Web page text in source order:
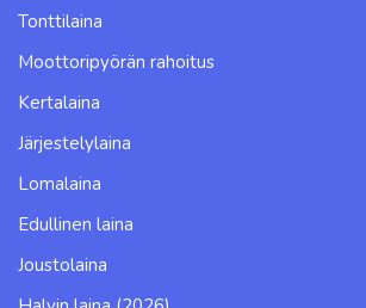
Tonttilaina
Moottoripyörän rahoitus
Kertalaina
Järjestelylaina
Lomalaina
Edullinen laina
Joustolaina